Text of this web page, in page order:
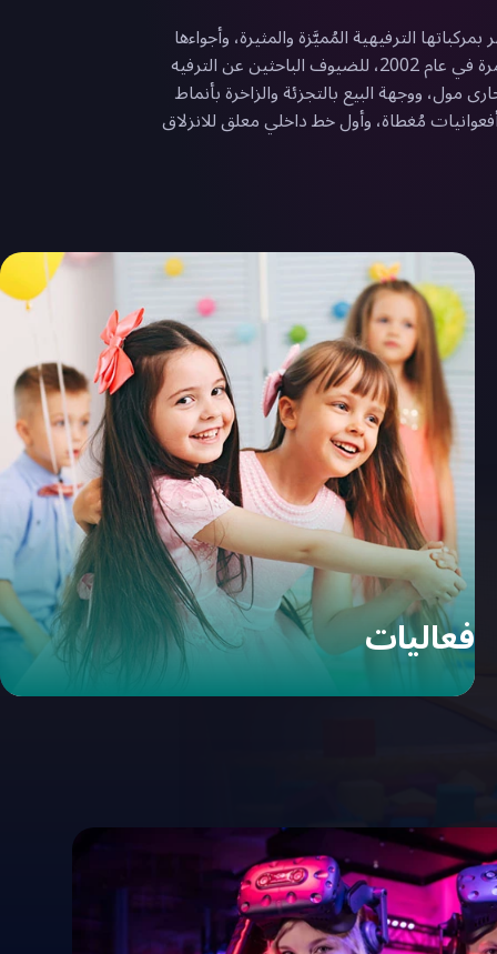
الترفيهية المُميَّزة والمثيرة، وأجواءها
الملائمة للأسرة، وبيئة مُصمَّمة خصِّيصًا لتنمية مخيلة الأطفال الإبداعية. لقد فتحت الحديقة ذراعيّْها، منذ افتتاحها لأول مرة في عام 2002، للضيوف الباحثين عن الترفيه
ووجهة البيع بالتجزئة والزاخرة بأنماط
مُميَّزة مثل ثلاثة أفعوانيات مُغطاة، وأول خط داخلي معلق للانزلاق
فعاليات